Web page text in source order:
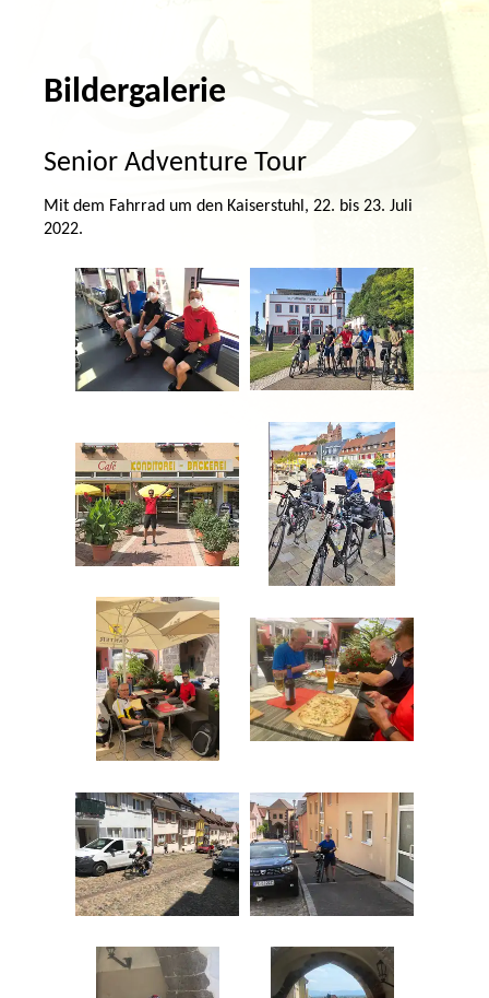
Bildergalerie
Senior Adventure Tour
Mit dem Fahrrad um den Kaiserstuhl, 22. bis 23. Juli
2022.